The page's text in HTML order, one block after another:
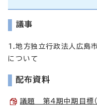
議事
1.地方独立行政法人広島
について
配布資料
議題 第4期中期目標